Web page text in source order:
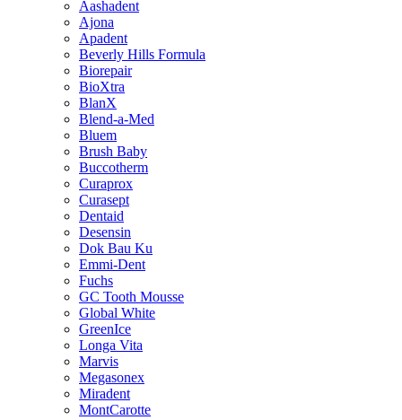
Aashadent
Ajona
Apadent
Beverly Hills Formula
Biorepair
BioXtra
BlanX
Blend-a-Med
Bluem
Brush Baby
Buccotherm
Curaprox
Curasept
Dentaid
Desensin
Dok Bau Ku
Emmi-Dent
Fuchs
GC Tooth Mousse
Global White
GreenIce
Longa Vita
Marvis
Megasonex
Miradent
MontCarotte